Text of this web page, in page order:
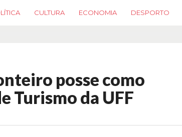
CULTURA ECONOMIA DESPORTO
posse como
Turismo da UFF